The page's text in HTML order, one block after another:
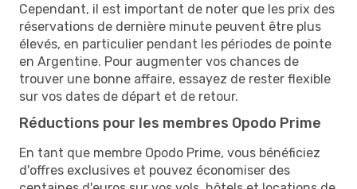
Cependant, il est important de noter que les prix des
réservations de dernière minute peuvent être plus
élevés, en particulier pendant les périodes de pointe
en Argentine. Pour augmenter vos chances de
trouver une bonne affaire, essayez de rester flexible
sur vos dates de départ et de retour.
Réductions pour les membres Opodo Prime
En tant que membre Opodo Prime, vous bénéficiez
d'offres exclusives et pouvez économiser des